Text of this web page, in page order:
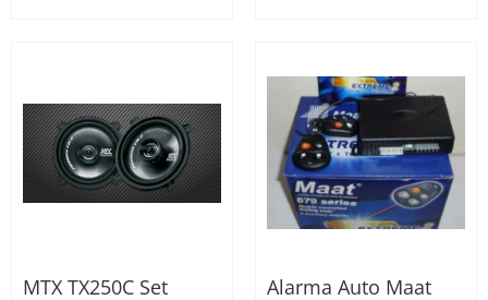
MTX TX250C Set
Alarma Auto Maat